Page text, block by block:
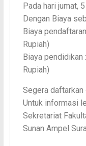
Pada hari jumat,
Dengan Biaya
Biaya
Rupiah)
Biaya pendidikan
Rupiah)
Segera
Untuk informasi
Sekretariat
Sunan Ampel